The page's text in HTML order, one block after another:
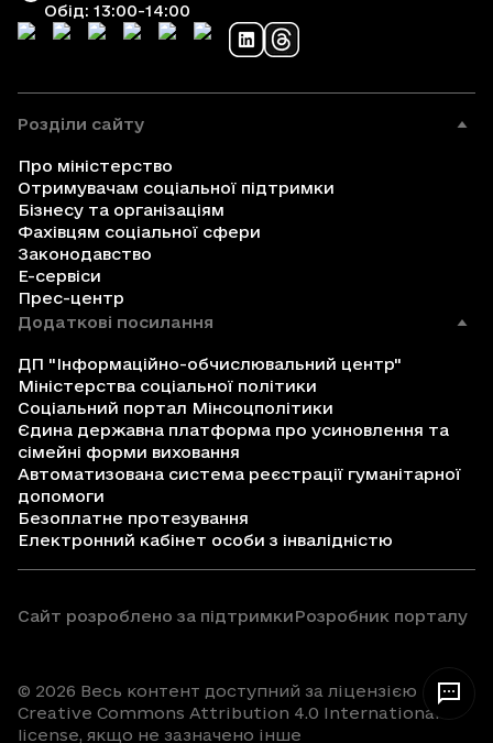
Обід: 13:00-14:00
Розділи сайту
Про міністерство
Отримувачам соціальної підтримки
Бізнесу та організаціям
Фахівцям соціальної сфери
Законодавство
Е-сервіси
Прес-центр
Додаткові посилання
ДП "Інформаційно-обчислювальний центр"
Міністерства соціальної політики
Соціальний портал Мінсоцполітики
Єдина державна платформа про усиновлення та
сімейні форми виховання
Автоматизована система реєстрації гуманітарної
допомоги
Безоплатне протезування
Електронний кабінет особи з інвалідністю
Сайт розроблено за підтримкиРозробник порталу
© 2026 Весь контент доступний за ліцензією
Creative Commons Attribution 4.0 International
license, якщо не зазначено інше